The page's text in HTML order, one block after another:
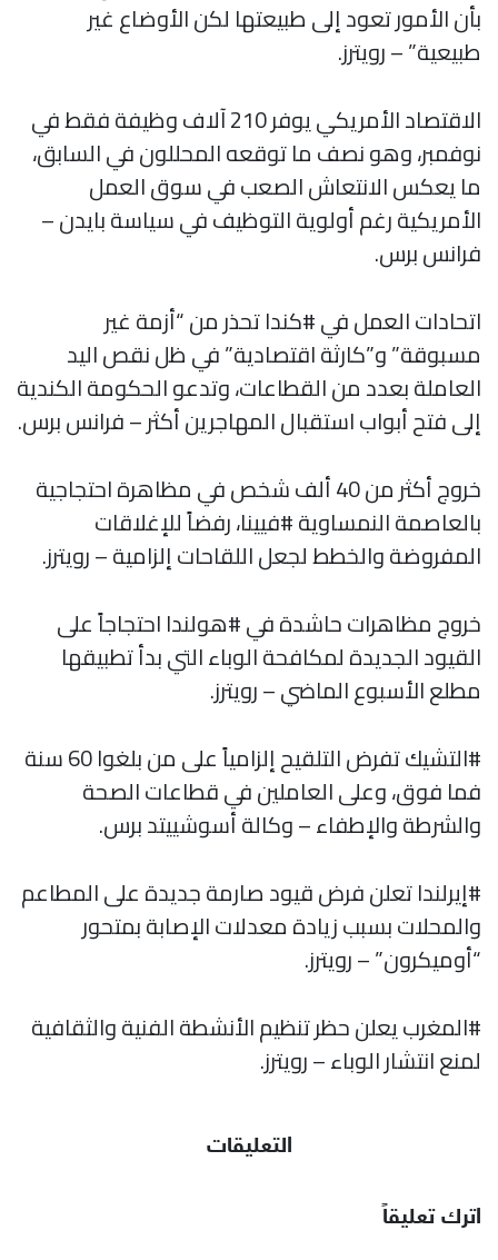
بأن الأمور تعود إلى طبيعتها لكن الأوضاع غير
طبيعية” – رويترز.
الاقتصاد الأمريكي يوفر 210 آلاف وظيفة فقط في
نوفمبر، وهو نصف ما توقعه المحللون في السابق،
ما يعكس الانتعاش الصعب في سوق العمل
الأمريكية رغم أولوية التوظيف في سياسة بايدن –
فرانس برس.
اتحادات العمل في #كندا تحذر من “أزمة غير
مسبوقة” و”كارثة اقتصادية” في ظل نقص اليد
العاملة بعدد من القطاعات، وتدعو الحكومة الكندية
إلى فتح أبواب استقبال المهاجرين أكثر – فرانس برس.
خروج أكثر من 40 ألف شخص في مظاهرة احتجاجية
بالعاصمة النمساوية #فيينا، رفضاً للإغلاقات
المفروضة والخطط لجعل اللقاحات إلزامية – رويترز.
خروج مظاهرات حاشدة في #هولندا احتجاجاً على
القيود الجديدة لمكافحة الوباء التي بدأ تطبيقها
مطلع الأسبوع الماضي – رويترز.
#التشيك تفرض التلقيح إلزامياً على من بلغوا 60 سنة
فما فوق، وعلى العاملين في قطاعات الصحة
والشرطة والإطفاء – وكالة أسوشييتد برس.
#إيرلندا تعلن فرض قيود صارمة جديدة على المطاعم
والمحلات بسبب زيادة معدلات الإصابة بمتحور
“أوميكرون” – رويترز.
#المغرب يعلن حظر تنظيم الأنشطة الفنية والثقافية
لمنع انتشار الوباء – رويترز.
التعليقات
اترك تعليقاً